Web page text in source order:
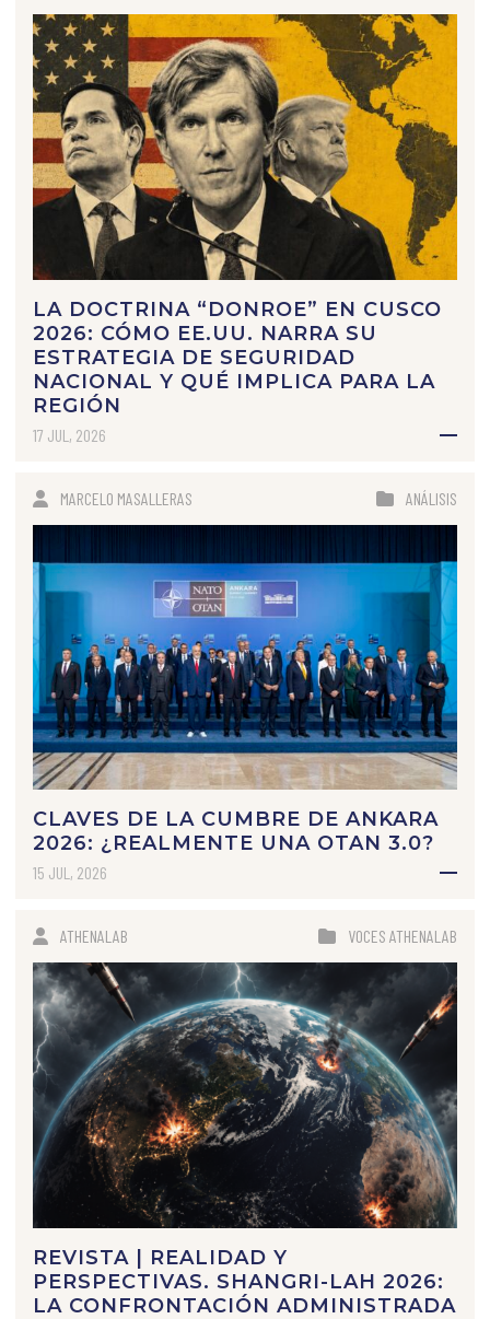
LA DOCTRINA “DONROE” EN CUSCO
2026: CÓMO EE.UU. NARRA SU
ESTRATEGIA DE SEGURIDAD
NACIONAL Y QUÉ IMPLICA PARA LA
REGIÓN
17 JUL, 2026
MARCELO MASALLERAS ANÁLISIS
CLAVES DE LA CUMBRE DE ANKARA
2026: ¿REALMENTE UNA OTAN 3.0?
15 JUL, 2026
ATHENALAB VOCES ATHENALAB
REVISTA | REALIDAD Y
PERSPECTIVAS. SHANGRI-LAH 2026:
LA CONFRONTACIÓN ADMINISTRADA